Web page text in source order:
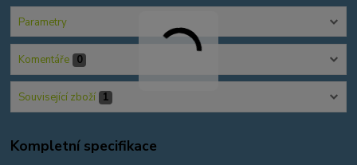
Parametry
Komentáře 0
Související zboží 1
Kompletní specifikace